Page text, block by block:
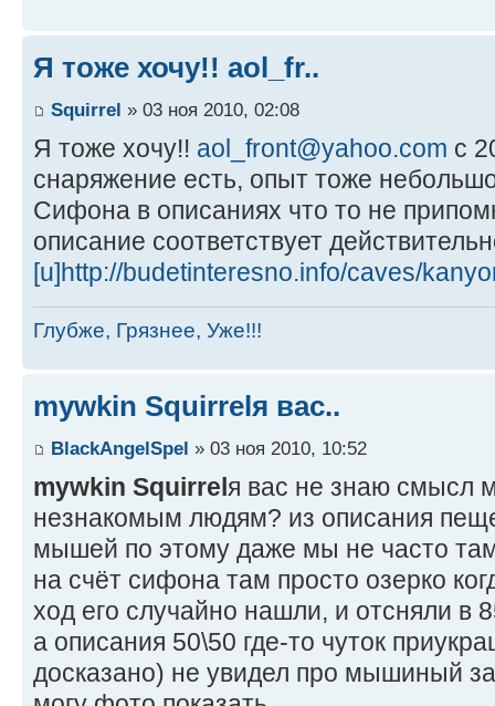
Я тоже хочу!! aol_fr..
Squirrel » 03 ноя 2010, 02:08
Я тоже хочу!! aol_front@yahoo.com с
снаряжение есть, опыт тоже
Сифона в описаниях что то не
описание соответствует
[u]http://budetinteresno.info/caves/
Глубже, Грязнее, Уже!!!
mywkin Squirrelя вас..
BlackAngelSpel » 03 ноя 2010, 10:52
mywkin Squirrelя вас не знаю смысл
незнакомым людям? из описания
мышей по этому даже мы не часто
на счёт сифона там просто озерко
ход его случайно нашли, и отсняли в
а описания 50\50 где-то чуток
досказано) не увидел про мышиный